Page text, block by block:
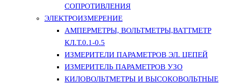
СОПРОТИВЛЕНИЯ
ЭЛЕКТРОИЗМЕРЕНИЕ
АМПЕРМЕТРЫ, ВОЛЬТМЕТРЫ,ВАТТМЕТР
КЛ.Т.0.1-0.5
ИЗМЕРИТЕЛИ ПАРАМЕТРОВ ЭЛ. ЦЕПЕЙ
ИЗМЕРИТЕЛЬ ПАРАМЕТРОВ УЗО
КИЛОВОЛЬТМЕТРЫ И ВЫСОКОВОЛЬТНЫЕ